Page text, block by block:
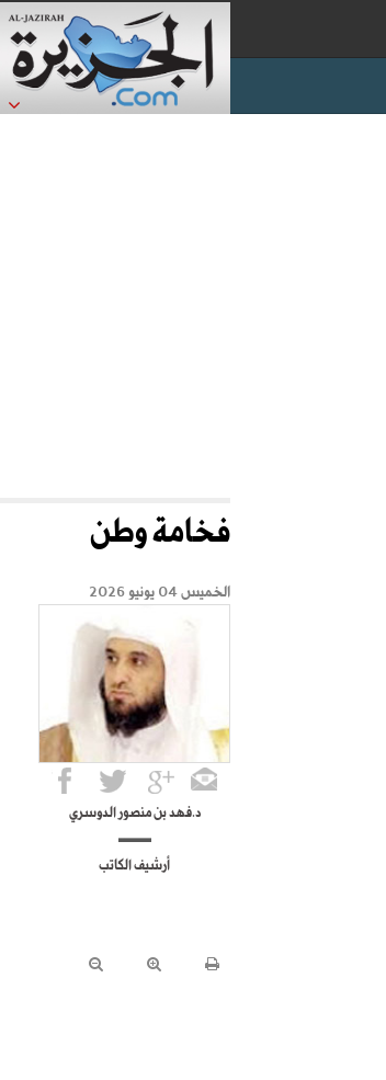
فخامة وطن
الخميس 04 يونيو 2026
د.فهد بن منصور الدوسري
أرشيف الكاتب